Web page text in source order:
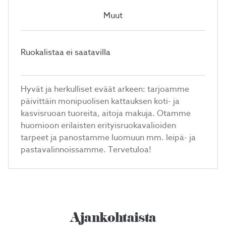
Muut
Ruokalistaa ei saatavilla
Hyvät ja herkulliset eväät arkeen: tarjoamme
päivittäin monipuolisen kattauksen koti- ja
kasvisruoan tuoreita, aitoja makuja. Otamme
huomioon erilaisten erityisruokavalioiden
tarpeet ja panostamme luomuun mm. leipä- ja
pastavalinnoissamme. Tervetuloa!
Ajankohtaista